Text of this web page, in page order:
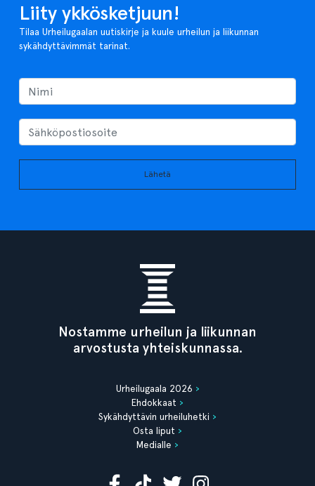
Liity ykkösketjuun!
Tilaa Urheilugaalan uutiskirje ja kuule urheilun ja liikunnan
sykähdyttävimmät tarinat.
Lähetä
Nostamme urheilun ja liikunnan
arvostusta yhteiskunnassa.
Urheilugaala 2026
Ehdokkaat
Sykähdyttävin urheiluhetki
Osta liput
Medialle